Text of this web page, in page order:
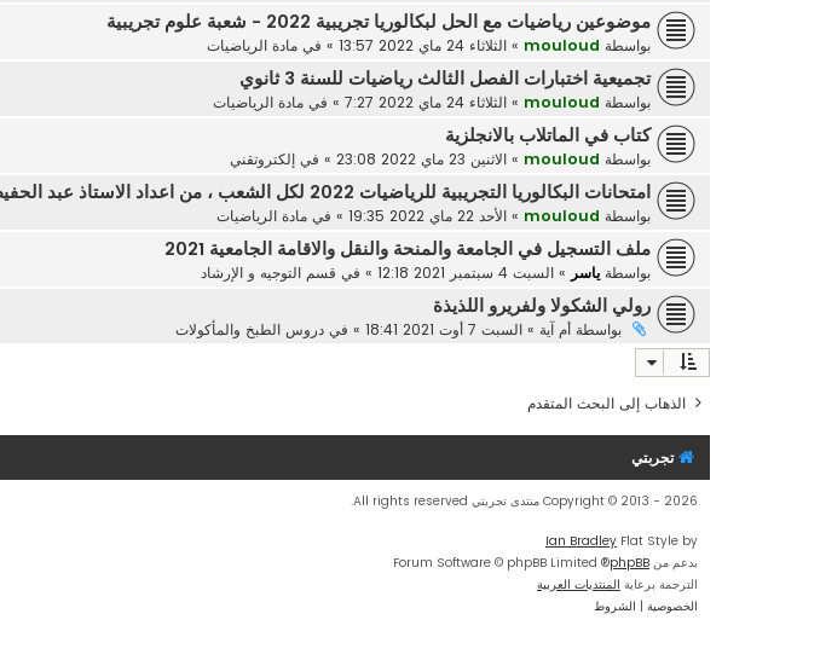
موضوعين رياضيات مع الحل لبكالوريا تجريبية 2022 - شعبة علوم تجريبية
بواسطة mouloud
» الثلاثاء 24 ماي 2022 13:57 » في مادة الرياضيات
تجميعية اختبارات الفصل الثالث رياضيات للسنة 3 ثانوي
بواسطة mouloud
» الثلاثاء 24 ماي 2022 7:27 » في مادة الرياضيات
كتاب في الماتلاب بالانجلزية
بواسطة mouloud
» الاثنين 23 ماي 2022 23:08 » في إلكتروتقني
امتحانات البكالوريا التجريبية للرياضيات 2022 لكل الشعب ، من اعداد الاستاذ عبد الحفيظي عادل
بواسطة mouloud
» الأحد 22 ماي 2022 19:35 » في مادة الرياضيات
ملف التسجيل في الجامعة والمنحة والنقل والاقامة الجامعية 2021
بواسطة ياسر » السبت 4 سبتمبر 2021 12:18 » في قسم التوجيه و الإرشاد
رولي الشكولا ولفريرو اللذيذة
بواسطة أم آية » السبت 7 أوت 2021 18:41 » في دروس الطبخ والمأكولات
الذهاب إلى البحث المتقدم
تجربتي
Copyright © 2013 - 2026 منتدى تجربتي All rights reserved.
Flat Style by
Ian Bradley
بدعم من phpBB
® Forum Software © phpBB Limited
الترجمة برعاية المنتديات العربية
الخصوصية | الشروط